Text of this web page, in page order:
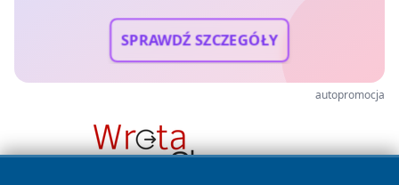
SPRAWDŹ SZCZEGÓŁY
autopromocja